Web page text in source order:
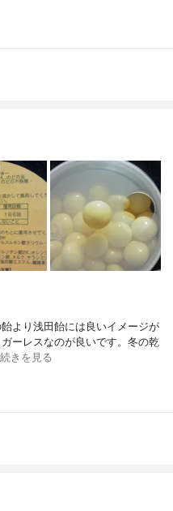
より浅田飴には良いイメージが
ーレスなのが良いです。冬の乾
続きを見る